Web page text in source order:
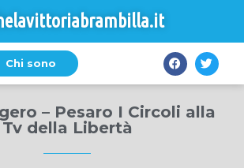
Chi sono
– Pesaro I Circoli alla
Tv della Libertà